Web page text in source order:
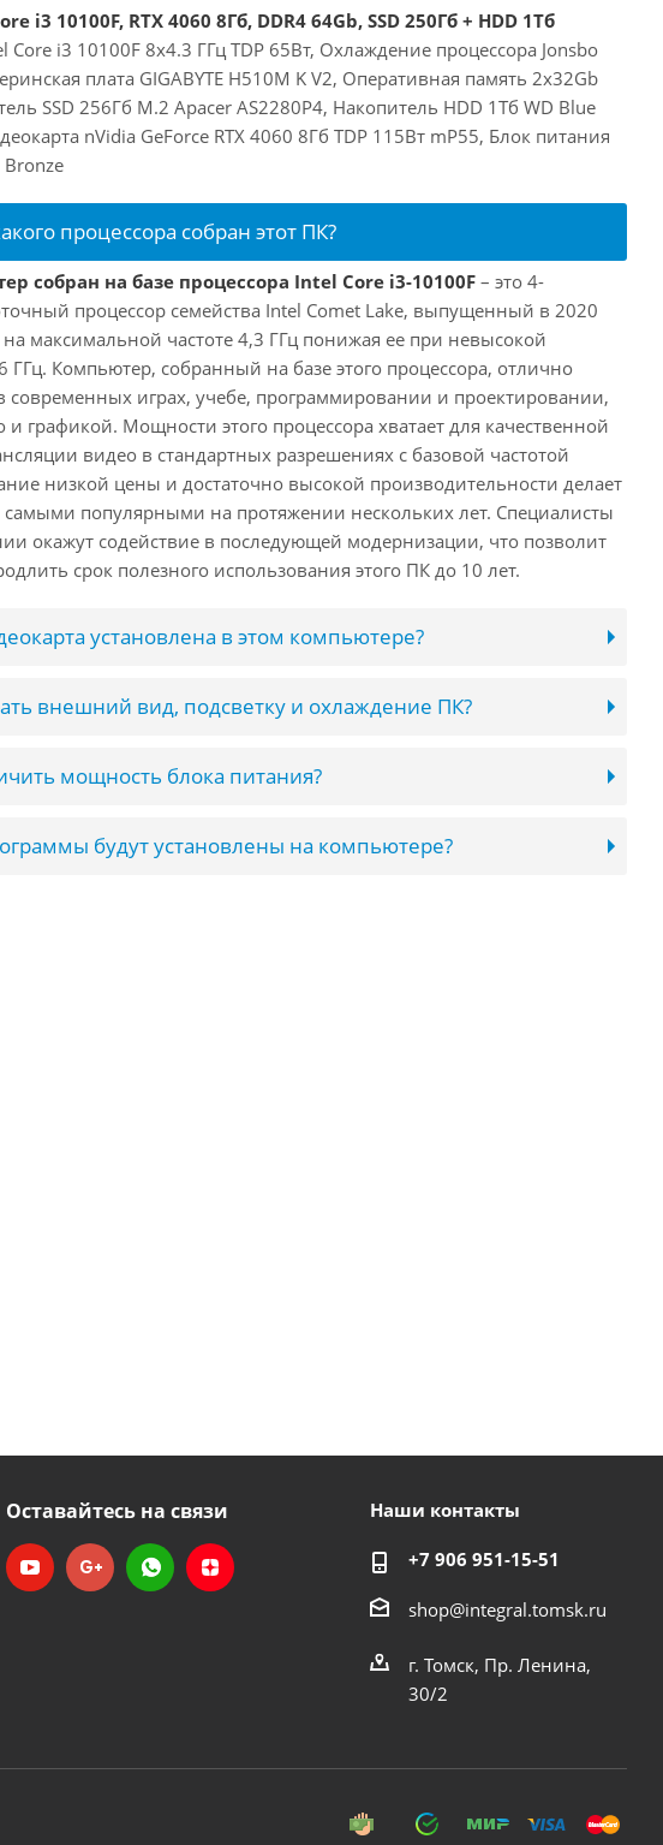
i3 10100F, RTX 4060 8Гб, DDR4 64Gb, SSD 250Гб + HDD 1Тб
Core i3 10100F 8x4.3 ГГц TDP 65Вт, Охлаждение процессора Jonsbo
плата GIGABYTE H510M K V2, Оперативная память 2x32Gb
SSD 256Гб M.2 Apacer AS2280P4, Накопитель HDD 1Тб WD Blue
nVidia GeForce RTX 4060 8Гб TDP 115Вт mP55, Блок питания
Bronze
процессора собран этот ПК?
собран на базе процессора Intel Core i3-10100F – это 4-
процессор семейства Intel Comet Lake, выпущенный в 2020
на максимальной частоте 4,3 ГГц понижая ее при невысокой
ГГц. Компьютер, собранный на базе этого процессора, отлично
современных играх, учебе, программировании и проектировании,
и графикой. Мощности этого процессора хватает для качественной
видео в стандартных разрешениях с базовой частотой
низкой цены и достаточно высокой производительности делает
самыми популярными на протяжении нескольких лет. Специалисты
окажут содействие в последующей модернизации, что позволит
срок полезного использования этого ПК до 10 лет.
установлена в этом компьютере?
внешний вид, подсветку и охлаждение ПК?
мощность блока питания?
будут установлены на компьютере?
Оставайтесь на связи Наши контакты
+7 906 951-15-51
shop@integral.tomsk.ru
г. Томск, Пр. Ленина,
30/2